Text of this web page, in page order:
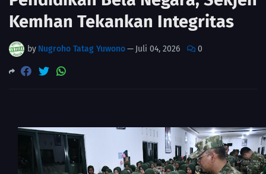
Kemhan Tekankan Integritas
by Nugroho Tatag Yuwono— Juli 04, 2026 0